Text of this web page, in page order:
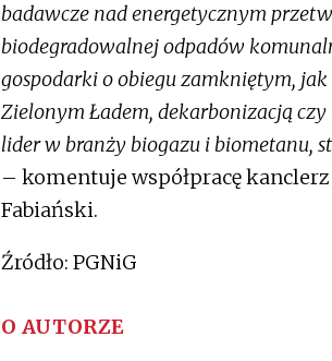
badawcze nad energetycznym
biodegradowalnej odpadów
gospodarki o obiegu zamkniętym,
Zielonym Ładem, dekarbonizacją
lider w branży biogazu i biometanu,
– komentuje współpracę
Fabiański.
Źródło: PGNiG
O AUTORZE